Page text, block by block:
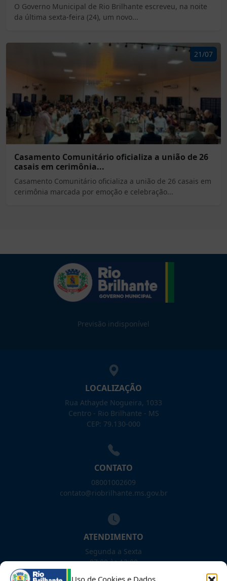
Uso de Cookies e Dados
O Governo Municipal de Rio Brilhante escreveu, na noite
da última sexta-feira (24), um novo...
21/07
Casamento Comunitário oficializa a união de 26
casais em cerimônia...
Casamento Comunitário oficializa a união de 26 casais em
cerimônia marcada por emoção e celebração...
Previsão indisponível
LOCALIZAÇÃO
Rua Athayde Nogueira, 1033
Centro - Rio Brilhante - MS
CEP: 79.130-000
CONTATO
08001002609
contato@riobrilhante.ms.gov.br
ATENDIMENTO
Segunda a Sexta
07:00 às 13:00